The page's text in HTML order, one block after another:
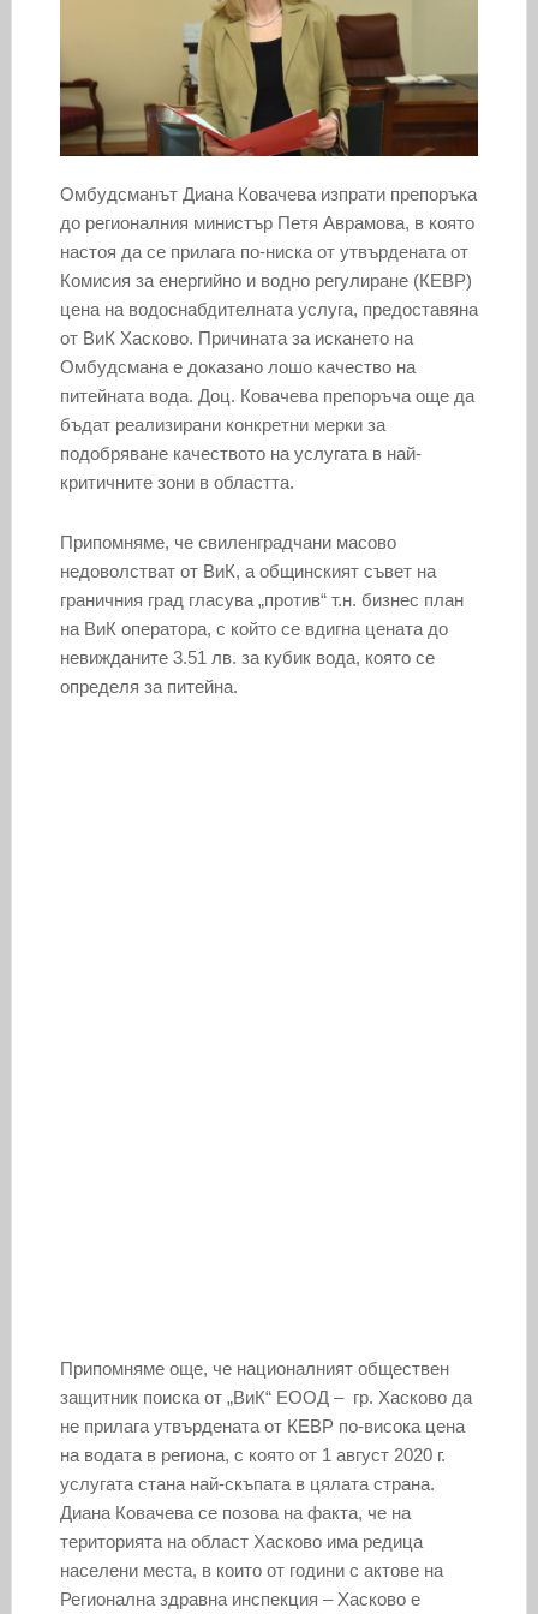
Омбудсманът Диана Ковачева изпрати препоръка
до регионалния министър Петя Аврамова, в която
настоя да се прилага по-ниска от утвърдената от
Комисия за енергийно и водно регулиране (КЕВР)
цена на водоснабдителната услуга, предоставяна
от ВиК Хасково. Причината за искането на
Омбудсмана е доказано лошо качество на
питейната вода. Доц. Ковачева препоръча още да
бъдат реализирани конкретни мерки за
подобряване качеството на услугата в най-
критичните зони в областта.
Припомняме, че свиленградчани масово
недоволстват от ВиК, а общинският съвет на
граничния град гласува „против“ т.н. бизнес план
на ВиК оператора, с който се вдигна цената до
невижданите 3.51 лв. за кубик вода, която се
определя за питейна.
Припомняме още, че националният обществен
защитник поиска от „ВиК“ ЕООД – гр. Хасково да
не прилага утвърдената от КЕВР по-висока цена
на водата в региона, с която от 1 август 2020 г.
услугата стана най-скъпата в цялата страна.
Диана Ковачева се позова на факта, че на
територията на област Хасково има редица
населени места, в които от години с актове на
Регионална здравна инспекция – Хасково е